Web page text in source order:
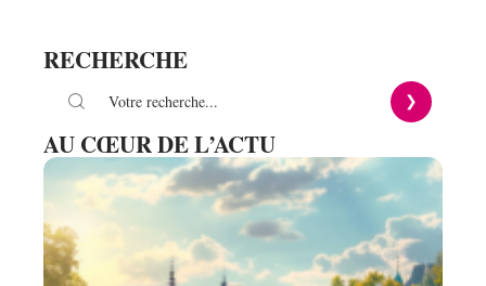
RECHERCHE
AU CŒUR DE L’ACTU